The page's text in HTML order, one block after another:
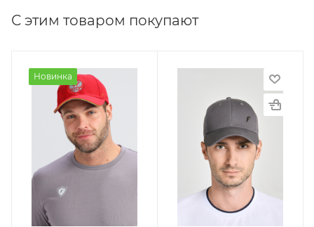
С этим товаром покупают
Новинка